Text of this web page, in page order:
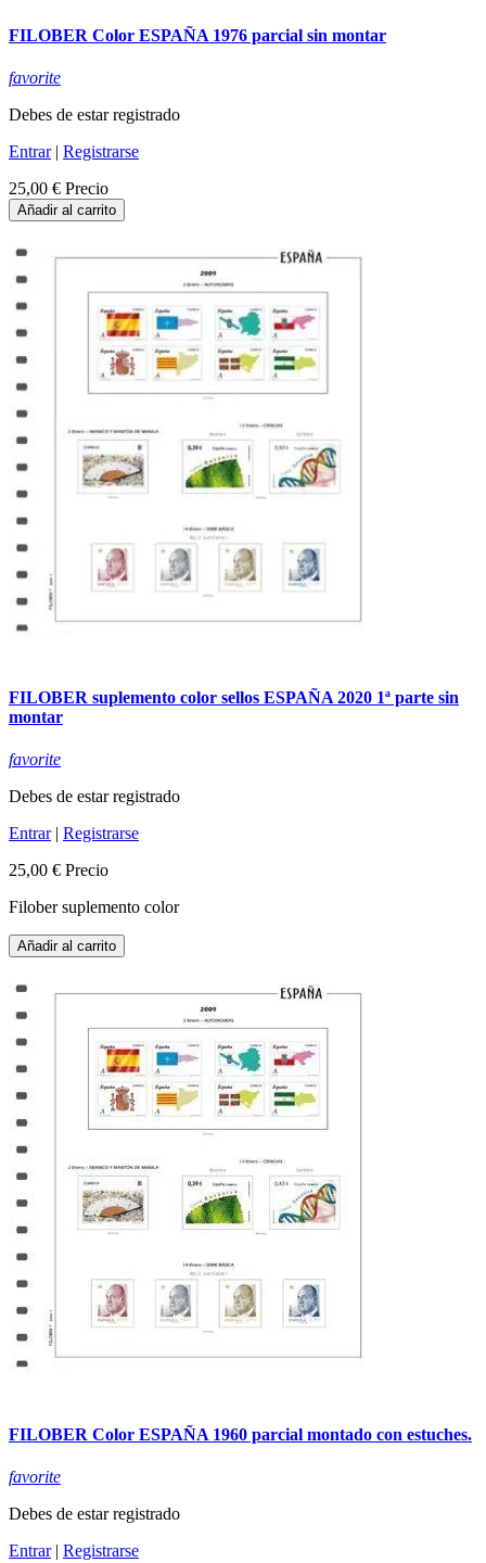
FILOBER Color ESPAÑA 1976 parcial sin montar
favorite
Debes de estar registrado
Entrar| Registrarse
25,00 € Precio
Añadir al carrito
FILOBER suplemento color sellos ESPAÑA 2020 1ª parte sin
montar
favorite
Debes de estar registrado
Entrar| Registrarse
25,00 € Precio
Filober suplemento color
Añadir al carrito
FILOBER Color ESPAÑA 1960 parcial montado con estuches.
favorite
Debes de estar registrado
Entrar| Registrarse